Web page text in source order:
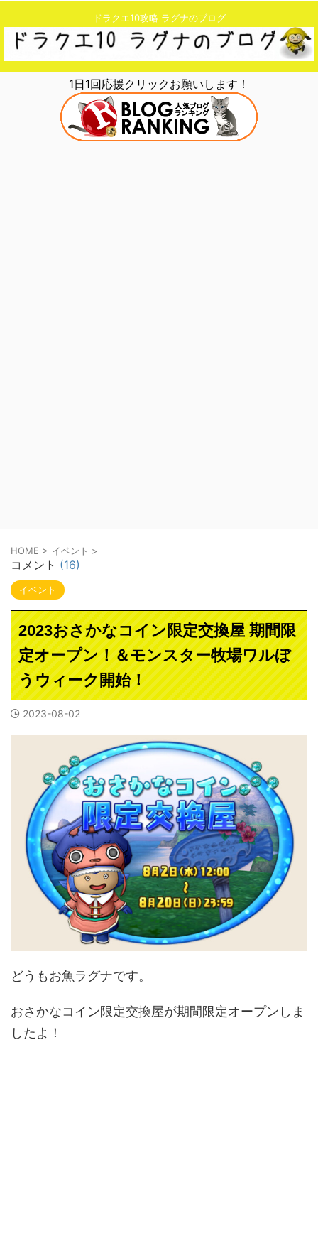
ドラクエ10攻略 ラグナのブログ
1日1回応援クリックお願いします！
HOME > イベント >
コメント (16)
イベント
2023おさかなコイン限定交換屋 期間限
定オープン！＆モンスター牧場ワルぼ
うウィーク開始！
2023-08-02
どうもお魚ラグナです。
おさかなコイン限定交換屋が期間限定オープンしま
したよ！